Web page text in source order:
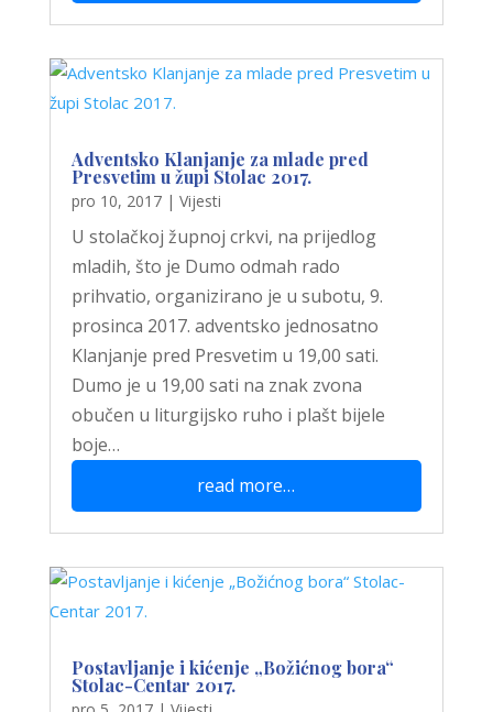
Adventsko Klanjanje za mlade pred
Presvetim u župi Stolac 2017.
pro 10, 2017| Vijesti
U stolačkoj župnoj crkvi, na prijedlog
mladih, što je Dumo odmah rado
prihvatio, organizirano je u subotu, 9.
prosinca 2017. adventsko jednosatno
Klanjanje pred Presvetim u 19,00 sati.
Dumo je u 19,00 sati na znak zvona
obučen u liturgijsko ruho i plašt bijele
boje…
read more…
Postavljanje i kićenje „Božićnog bora“
Stolac-Centar 2017.